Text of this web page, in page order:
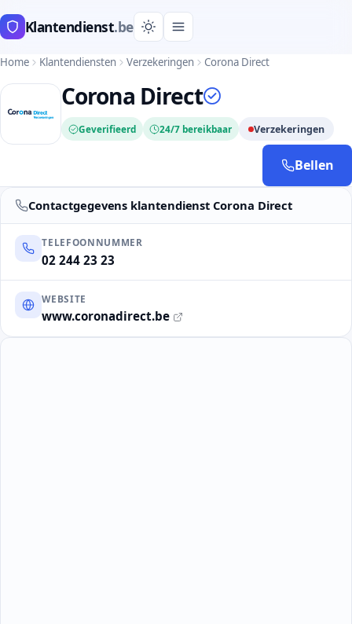
Klantendienst.be
Home Klantendiensten Verzekeringen Corona Direct
Corona Direct
Geverifieerd 24/7 bereikbaar Verzekeringen
Bellen
Contactgegevens klantendienst Corona Direct
TELEFOONNUMMER
02 244 23 23
WEBSITE
www.coronadirect.be